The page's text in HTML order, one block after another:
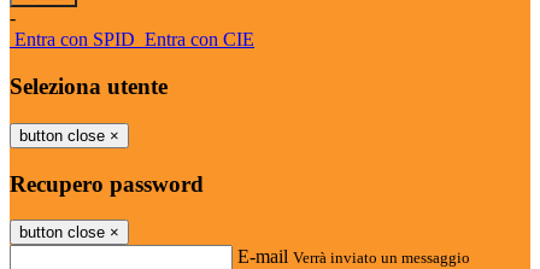
-
Entra con SPID Entra con CIE
Seleziona utente
button close ×
Recupero password
button close ×
E-mail Verrà inviato un messaggio